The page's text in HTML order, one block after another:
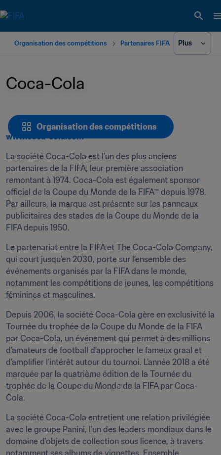
Organisation des compétitions Partenaires FIFA Plus
Organisation des compétitions
Coca-Cola
www.coca-cola.com
La société Coca-Cola est l’un des plus anciens
partenaires de la FIFA, leur première association
remontant à 1974. Coca-Cola est également sponsor
officiel de la Coupe du Monde de la FIFA™ depuis 1978.
Par ailleurs, la marque est présente sur les panneaux
publicitaires des stades de la Coupe du Monde de la
FIFA depuis 1950.
Le partenariat entre la FIFA et The Coca-Cola Company,
qui court jusqu’en 2030, porte sur l’ensemble des
événements organisés par la FIFA dans le monde,
notamment les compétitions de jeunes, les compétitions
féminines et masculines.
Depuis 2006, la société Coca-Cola gère en exclusivité la
Tournée du trophée de la Coupe du Monde de la FIFA
par Coca-Cola, un événement qui permet à des millions
d’amateurs de football d’approcher le fameux graal et
d’amplifier l’intérêt autour du tournoi. L’année 2018 a été
marquée par la quatrième édition de la Tournée du
trophée de la Coupe du Monde de la FIFA par Coca-
Cola.
La société Coca-Cola entretient une relation privilégiée
avec le groupe Panini, l’un des leaders mondiaux dans le
domaine d’objets de collection sous licence, à travers
notamment ses albums de vignettes. Ensemble,